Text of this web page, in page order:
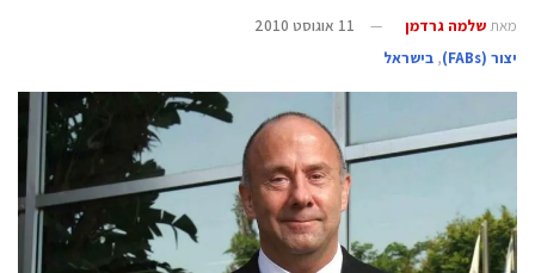
מאת שלמה גרדמן
11 אוגוסט 2010
‫יצור (‪(FABs‬‬
, בישראל